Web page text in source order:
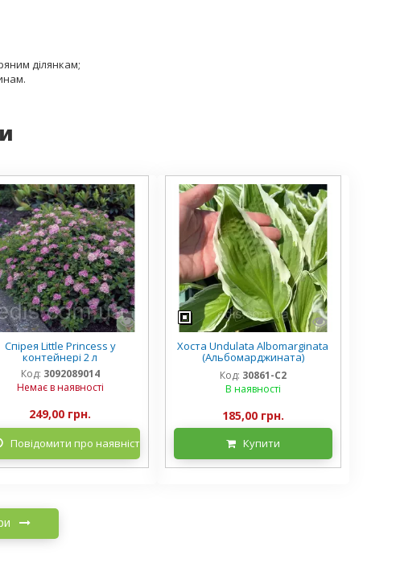
ділянкам;
Спірея Little Princess у
контейнері 2 л
Код: 3092089014
Немає в наявності
249,00 грн.
Повідомити про наявність
Хоста Undulata Albomarginata
(Альбомарджината)
контейнер 2 л, 3/+ розетки
Код: 30861-С2
В наявності
185,00 грн.
Купити